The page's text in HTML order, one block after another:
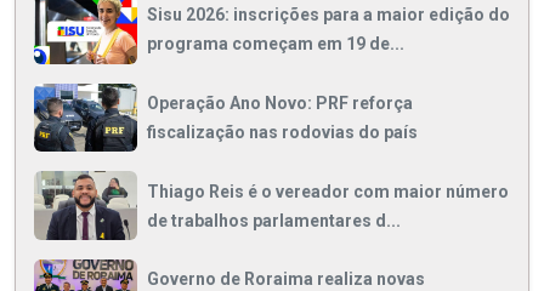
Sisu 2026: inscrições para a maior edição do
programa começam em 19 de...
Operação Ano Novo: PRF reforça
fiscalização nas rodovias do país
Thiago Reis é o vereador com maior número
de trabalhos parlamentares d...
Governo de Roraima realiza novas